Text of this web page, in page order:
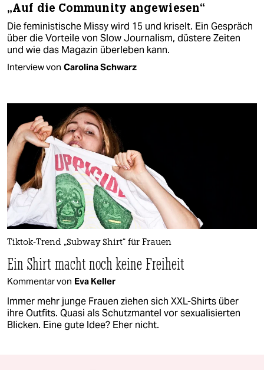
„Auf die Community angewiesen“
Die feministische Missy wird 15 und kriselt. Ein Gespräch
über die Vorteile von Slow Journalism, düstere Zeiten
und wie das Magazin überleben kann.
Interview von Carolina Schwarz
Tiktok-Trend „Subway Shirt“ für Frauen
Ein Shirt macht noch keine Freiheit
Kommentar von Eva Keller
Immer mehr junge Frauen ziehen sich XXL-Shirts über
ihre Outfits. Quasi als Schutzmantel vor sexualisierten
Blicken. Eine gute Idee? Eher nicht.